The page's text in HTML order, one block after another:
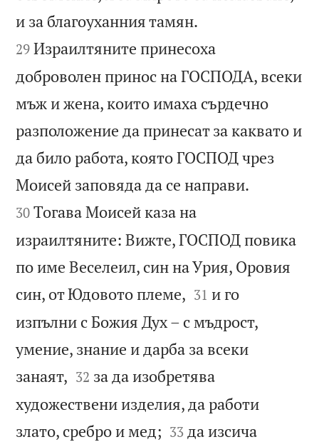
и за благоуханния тамян.
29 Израилтяните принесоха
доброволен принос на ГОСПОДА, всеки
мъж и жена, които имаха сърдечно
разположение да принесат за каквато и
да било работа, която ГОСПОД чрез
Моисей заповяда да се направи.
30 Тогава Моисей каза на
израилтяните: Вижте, ГОСПОД повика
по име Веселеил, син на Урия, Оровия
син, от Юдовото племе, 

31 и го
изпълни с Божия Дух – с мъдрост,
умение, знание и дарба за всеки
занаят, 

32 за да изобретява
художествени изделия, да работи
злато, сребро и мед; 

33 да изсича